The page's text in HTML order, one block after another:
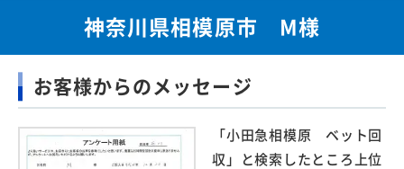
神奈川県相模原市 M様
お客様からのメッセージ
「小田急相模原 ベット回
収」と検索したところ上位